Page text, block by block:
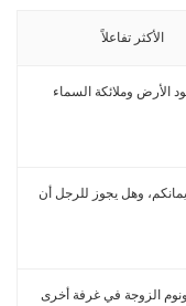
الأكثر تفاعلاً
الأرض وملائكة السماء
وهل يجوز للرجل أن
الزوجة في غرفة أخرى